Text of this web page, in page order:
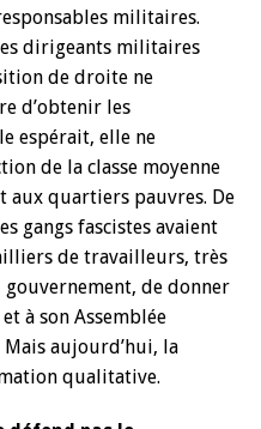
militaires.
dirigeants militaires
de droite ne
d’obtenir les
espérait, elle ne
de la classe moyenne
aux quartiers pauvres. De
gangs fascistes avaient
de travailleurs, très
de donner
à son Assemblée
aujourd’hui, la
qualitative.